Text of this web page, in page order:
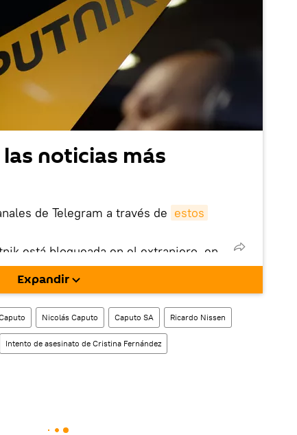
noticias más
de Telegram a través de estos
está bloqueada en el extranjero, en
e instalarla en tu dispositivo
en la red social rusa VK .
Expandir
Nicolás Caputo Caputo SA Ricardo Nissen
Intento de asesinato de Cristina Fernández